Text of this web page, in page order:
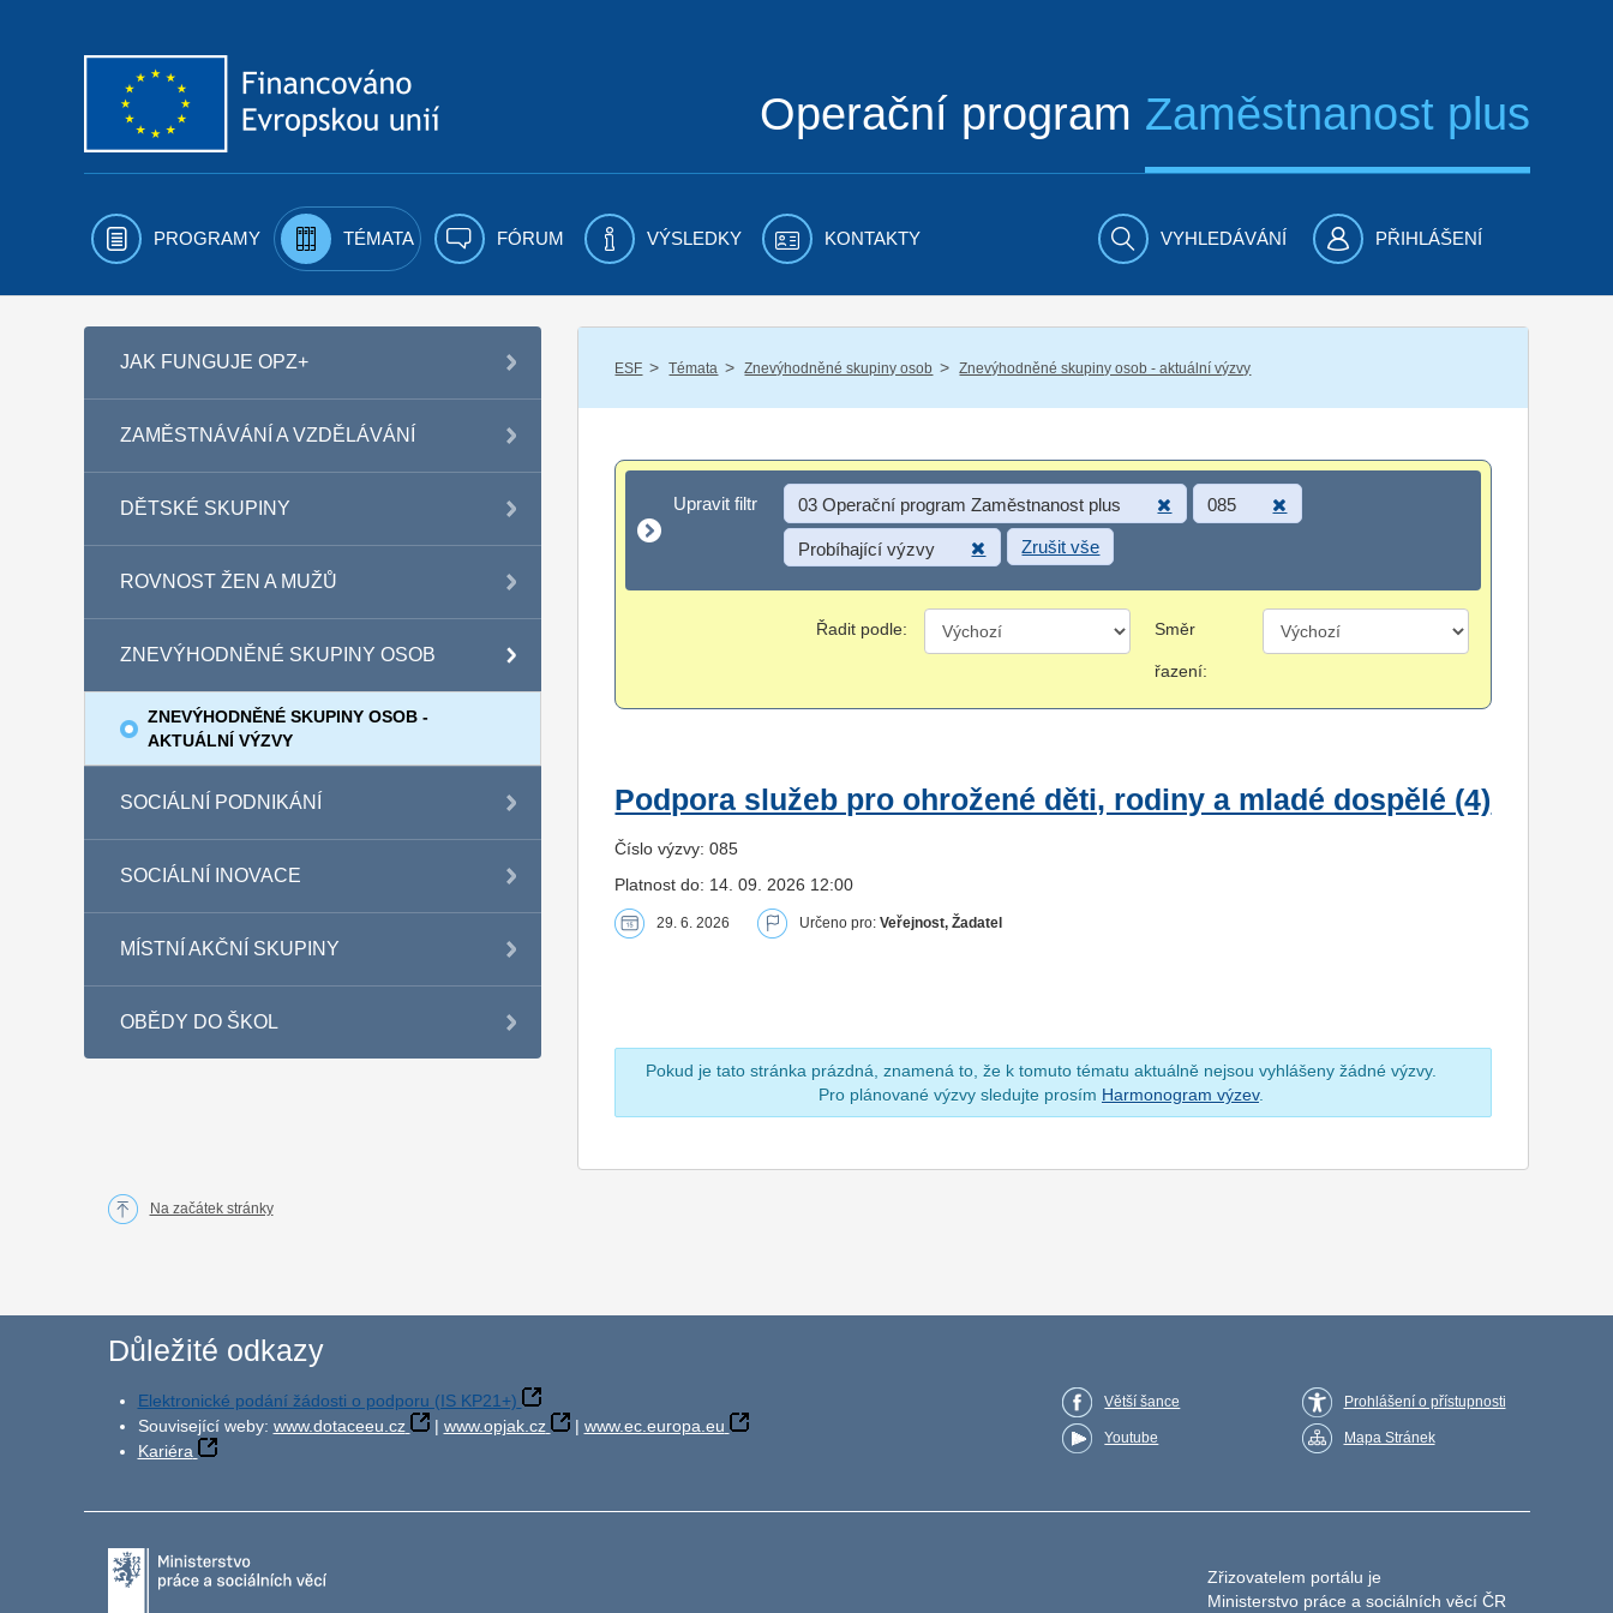
Operační program Zaměstnanost plus
PROGRAMY TÉMATA FÓRUM VÝSLEDKY KONTAKTY VYHLEDÁVÁNÍ PŘIHLÁŠENÍ
JAK FUNGUJE OPZ+
ZAMĚSTNÁVÁNÍ A VZDĚLÁVÁNÍ
DĚTSKÉ SKUPINY
ROVNOST ŽEN A MUŽŮ
ZNEVÝHODNĚNÉ SKUPINY OSOB
ZNEVÝHODNĚNÉ SKUPINY OSOB -
AKTUÁLNÍ VÝZVY
SOCIÁLNÍ PODNIKÁNÍ
SOCIÁLNÍ INOVACE
MÍSTNÍ AKČNÍ SKUPINY
OBĚDY DO ŠKOL
ESF / Témata / Znevýhodněné skupiny osob / Znevýhodněné skupiny osob - aktuální výzvy
Upravit filtr
Upravit filtr 03 Operační program Zaměstnanost plus 085
Probíhající výzvy Zrušit vše
Řadit podle: Směr
řazení:
Podpora služeb pro ohrožené děti, rodiny a mladé dospělé (4)
Číslo výzvy: 085
Platnost do: 14. 09. 2026 12:00
29. 6. 2026 Určeno pro:Veřejnost, Žadatel
Pokud je tato stránka prázdná, znamená to, že k tomuto tématu aktuálně nejsou vyhlášeny žádné výzvy.
Pro plánované výzvy sledujte prosím Harmonogram výzev.
Na začátek stránky
Důležité odkazy
Elektronické podání žádosti o podporu (IS KP21+)
Související weby: www.dotaceeu.cz | www.opjak.cz | www.ec.europa.eu
Kariéra
Větší šance
Youtube
Prohlášení o přístupnosti
Mapa Stránek
Zřizovatelem portálu je
Ministerstvo práce a sociálních věcí ČR